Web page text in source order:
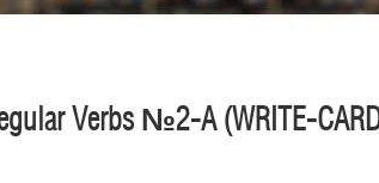
Verbs №2-A (WRITE-